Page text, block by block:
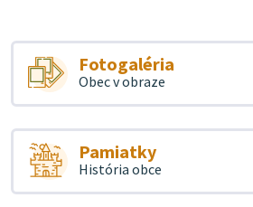
Fotogaléria
Obec v obraze
Pamiatky
História obce